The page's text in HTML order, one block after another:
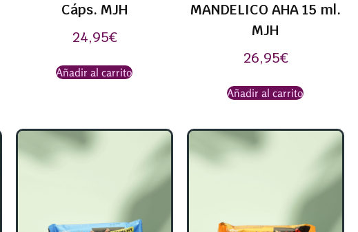
Cáps. MJH
24,95€
Añadir al carrito
MANDELICO AHA 15 ml.
MJH
26,95€
Añadir al carrito